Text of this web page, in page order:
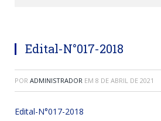
Edital-N°017-2018
POR ADMINISTRADOR EM 8 DE ABRIL DE 2021
Edital-N°017-2018